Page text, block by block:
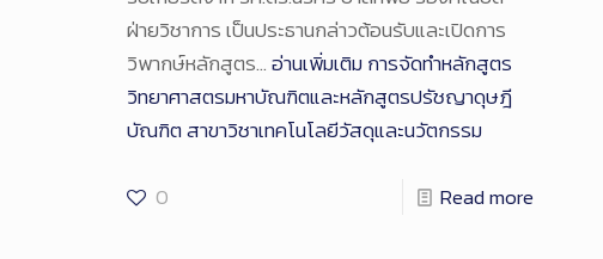
ฝ่ายวิชาการ เป็นประธานกล่าวต้อนรับและเปิดการ
วิพากษ์หลักสูตร…อ่านเพิ่มเติม การจัดทำหลักสูตร
วิทยาศาสตรมหาบัณฑิตและหลักสูตรปรัชญาดุษฎี
บัณฑิต สาขาวิชาเทคโนโลยีวัสดุและนวัตกรรม
0 Read more